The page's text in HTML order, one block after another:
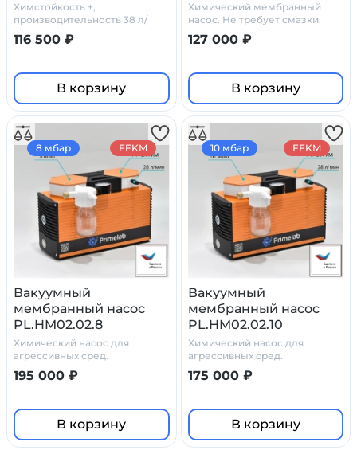
Химстойкость +,
производительность 38 л/
мин, 60 мбар.
116 500 ₽
В корзину
Химический мембранный
насос. Не требует смазки.
127 000 ₽
В корзину
Вакуумный
мембранный насос
PL.HM02.02.8
Химический насос для
агрессивных сред.
195 000 ₽
В корзину
8 мбар FFKM
Вакуумный
мембранный насос
PL.HM02.02.10
Химический насос для
агрессивных сред.
175 000 ₽
В корзину
10 мбар FFKM